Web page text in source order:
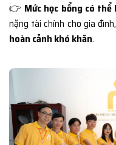
👉 Mức học bổng có
nặng tài chính cho gia
hoàn cảnh khó khăn.